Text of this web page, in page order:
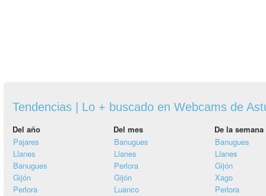
Tendencias | Lo + buscado en Webcams de
Del año Del mes
De la semana
Pajares
Llanes
Banugues
Gijón
Perlora
Banugues
Llanes
Perlora
Gijón
Luanco
Banugues
Llanes
Gijón
Xago
Perlora